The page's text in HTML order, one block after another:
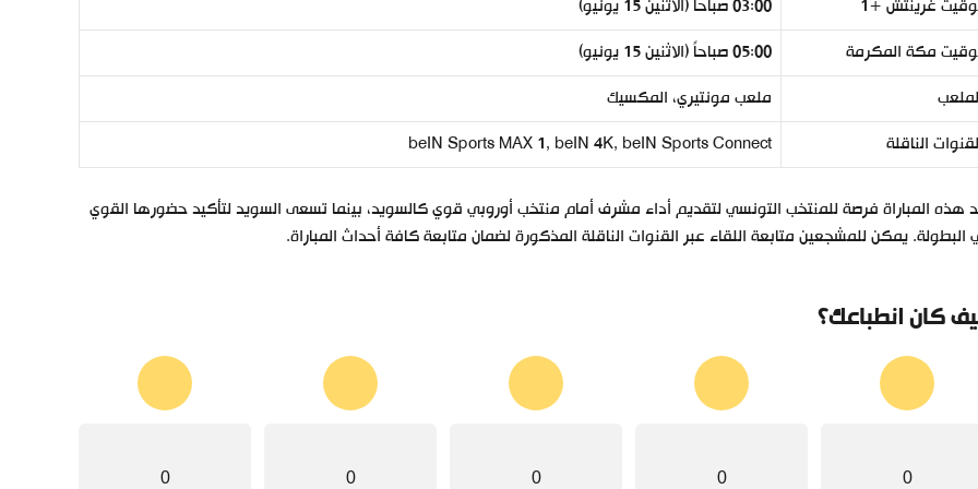
غرينتش +1
03:00 صباحاً (الاثنين 15 يونيو)
مكة المكرمة
05:00 صباحاً (الاثنين 15 يونيو)
ملعب مونتيري، المكسيك
الناقلة
beIN Sports MAX 1, beIN 4K, beIN Sports Connect
هذه المباراة فرصة للمنتخب التونسي لتقديم أداء مشرف أمام منتخب أوروبي قوي كالسويد، بينما تسعى السويد لتأكيد حضورها القوي
يمكن للمشجعين متابعة اللقاء عبر القنوات الناقلة المذكورة لضمان متابعة كافة أحداث المباراة.
كان انطباعك؟
0
0
0
0
0